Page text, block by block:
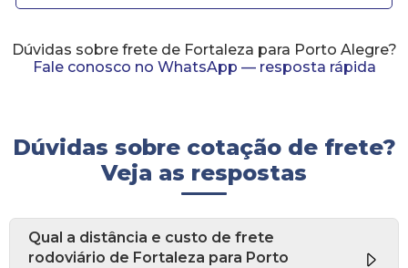
Dúvidas sobre frete de Fortaleza para Porto Alegre?
Fale conosco no WhatsApp — resposta rápida
Dúvidas sobre cotação de frete?
Veja as respostas
Qual a distância e custo de frete
rodoviário de Fortaleza para Porto